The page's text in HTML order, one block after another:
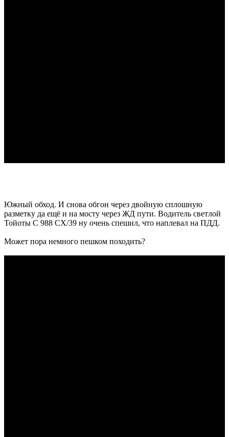
Южный обход. И снова обгон через двойную сплошную
разметку да ещё и на мосту через ЖД пути. Водитель светлой
Тойоты С 988 СХ/39 ну очень спешил, что наплевал на ПДД.
Может пора немного пешком походить?